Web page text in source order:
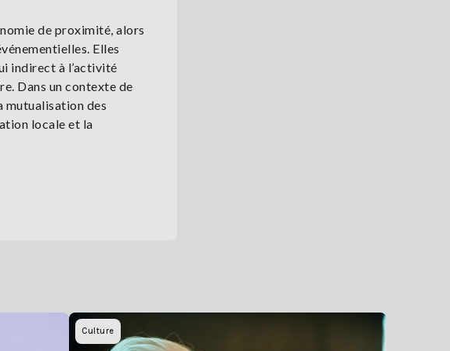
de proximité, alors
Elles
indirect à l’activité
Dans un contexte de
mutualisation des
locale et la
Culture